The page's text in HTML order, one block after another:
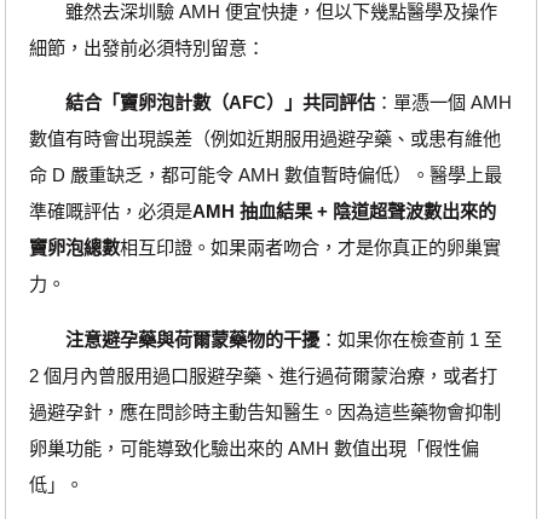
雖然去深圳驗 AMH 便宜快捷，但以下幾點醫學及操作
細節，出發前必須特別留意：
結合「竇卵泡計數（AFC）」共同評估：單憑一個 AMH
數值有時會出現誤差（例如近期服用過避孕藥、或患有維他
命 D 嚴重缺乏，都可能令 AMH 數值暫時偏低）。醫學上最
準確嘅評估，必須是AMH 抽血結果 + 陰道超聲波數出來的
竇卵泡總數相互印證。如果兩者吻合，才是你真正的卵巢實
力。
注意避孕藥與荷爾蒙藥物的干擾：如果你在檢查前 1 至
2 個月內曾服用過口服避孕藥、進行過荷爾蒙治療，或者打
過避孕針，應在問診時主動告知醫生。因為這些藥物會抑制
卵巢功能，可能導致化驗出來的 AMH 數值出現「假性偏
低」。